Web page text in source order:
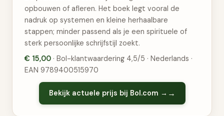
opbouwen of afleren. Het boek legt vooral de
nadruk op systemen en kleine herhaalbare
stappen; minder passend als je een spirituele of
sterk persoonlijke schrijfstijl zoekt.
€ 15,00 · Bol-klantwaardering 4,5/5 · Nederlands ·
EAN 9789400515970
Bekijk actuele prijs bij Bol.com →